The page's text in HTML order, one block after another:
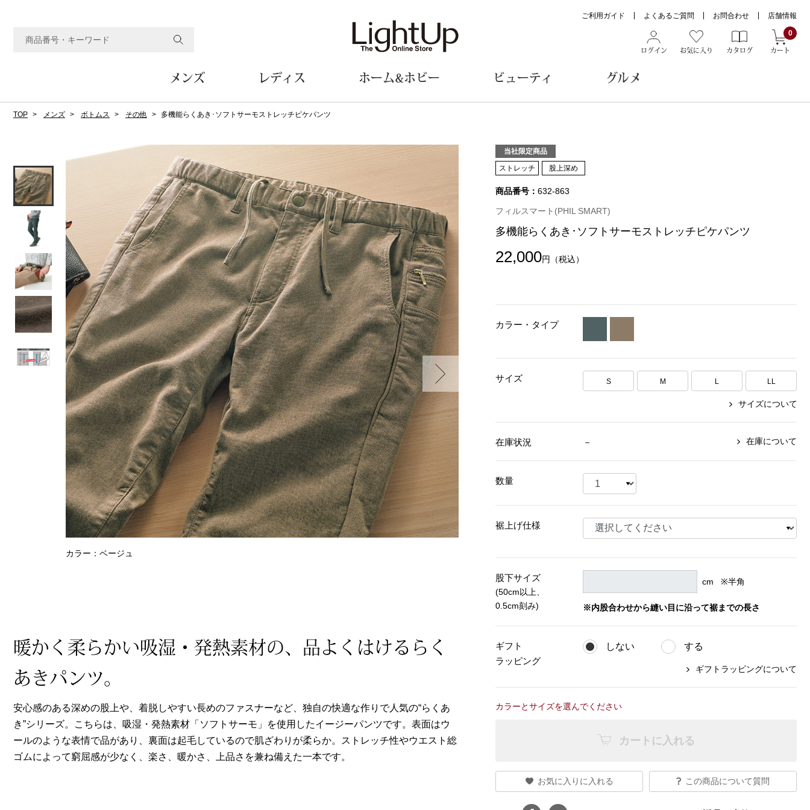
ログイン お気に入り カタログ
0
カート
ご利用ガイド よくあるご質問 お問合わせ 店舗情報
メンズ
ジャケット
コート
ブルゾン
その他
トップス
Tシャツ／カットソー
ポロシャツ
シャツ
トレーナー／パーカ
セーター／カーディガン
ベスト
その他
パンツ／スラックス
ショート･クロップドパンツ
ルームウェア／パジャマ
アンダーウェア
その他
バッグ
トートバッグ
ハンドバッグ
ショルダーバッグ
ブリーフケース
クラッチバッグ
ボディバッグ
リュック･バックパック
ボストンバッグ
スーツケース／キャリーバッグ
その他
シューズ
スリップオン
レースアップ
スニーカー
ブーツ
サンダル
その他
財布／小物
革小物
ポーチ
その他
ウオッチ／アクセサリー
ウオッチ
ネックレス
ブレスレット
その他
ファッション雑貨
帽子
ネクタイ
マフラー／スヌード
スカーフ／ストール
手袋
ベルト
靴下
サングラス／メガネ
傘／日傘
その他
和装
その他
その他
おすすめブランド
ザ･ノース･フェイス
ヘリーハンセン
【特集】Travel Partner／トラベル
【特集】canterbury／カンタベリー
【特集】HELLY HANSEN／ヘリー
ハンセン
おすすめカタログ
BOGARD August 2026 vol.181
レディス
ジャケット
コート
ブルゾン
その他
トップス
Tシャツ／カットソー
ポロシャツ
シャツ／ブラウス
タンクトップ／キャミソール
トレーナー／パーカ
セーター
カーディガン／アンサンブル
ワンピース／チュニック
シャツワンピース
スカート
パンツ／スラックス
ワイド･ガウチョパンツ
レギンス／スパッツ
ショート･クロップドパンツ
その他
ルーム･アンダーウェア
ルームウェア／パジャマ
アンダーウェア
その他
バッグ
トートバッグ
ハンドバッグ
ショルダーバッグ
クラッチバッグ
ボディバッグ
リュック･バックパック
ボストンバッグ
スーツケース／キャリーバッグ
その他
シューズ
レースアップ
パンプス
スニーカー
ブーツ
サンダル
その他
財布／小物
財布／コインケース
革小物
ポーチ
その他
ウオッチ／アクセサリー
ウオッチ
ネックレス
ブレスレット
リング
イヤリング／ピアス
ブローチ
その他
ファッション雑貨
マフラー／スヌード
スカーフ／ストール
ベルト
サングラス／メガネ
和装
その他
銀座花菱
【特集】〈ロングウォーク〉カラフ
ホーム&ホビー
テーブル／椅子･座椅子
収納家具
その他
ファブリック
クッション／座布団
ブランケット／ソファカバー
カーペット／ラグ／マット
寝具
カーテン／のれん／簾
インテリアアート･ルームアクセ
クロック／気象計
バス･トイレタリー
スリッパ／ルームシューズ
防災･防犯用品
和のインテリア小物
テーブルウェア
調理器具
キッチン雑貨
その他
家電
生活家電
キッチン家電
AV機器
その他
ホビー･キッズ
ホビー／玩具
人形／ぬいぐるみ
光学機器
ステーショナリー
AVソフト／書籍／図録
アウトドア･スポーツ用品
美術･工芸品
ツハイス美術館公認フェルメー
セイコー
【特集】William Morris／ウィリア
ム･モリス
災用品
【特集】ギフトセレクション
ビューティ
ボディケア
ヘアケア
フレグランス
その他
定期便
ネイチャーマジック
【特集】五島の椿
グルメ
ワイン／ビール／酒
その他
おすすめ特集
TOP メンズ ボトムス その他 多機能らくあき･ソフトサーモストレッチピケパンツ
カラー：ベージュ
暖かく柔らかい吸湿・発熱素材の、品よくはけるらく
あきパンツ。
安心感のある深めの股上や、着脱しやすい長めのファスナーなど、独自の快適な作りで人気の“らくあ
き”シリーズ。こちらは、吸湿・発熱素材「ソフトサーモ」を使用したイージーパンツです。表面はウ
ールのような表情で品があり、裏面は起毛しているので肌ざわりが柔らか。ストレッチ性やウエスト総
ゴムによって窮屈感が少なく、楽さ、暖かさ、上品さを兼ね備えた一本です。
当社限定商品
ストレッチ
股上深め
商品番号： 632-863
フィルスマート(PHIL SMART)
多機能らくあき･ソフトサーモストレッチピケパンツ
22,000円 （税込）
カラー・タイプ
サイズ S M L LL
サイズについて
在庫状況 － 在庫について
数量
裾上げ仕様
股下サイズ
(50cm以上、
0.5cm刻み)
cm ※半角
※内股合わせから縫い目に沿って裾までの長さ
ギフト
ラッピング
しない する
ギフトラッピングについて
カラーとサイズを選んでください
カートに入れる
お気に入りに入れる この商品について質問